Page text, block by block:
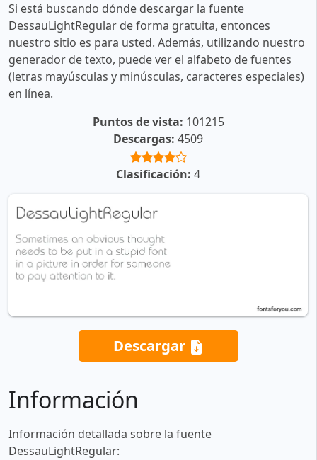
Si está buscando dónde descargar la fuente
DessauLightRegular de forma gratuita, entonces
nuestro sitio es para usted. Además, utilizando nuestro
generador de texto, puede ver el alfabeto de fuentes
(letras mayúsculas y minúsculas, caracteres especiales)
en línea.
Puntos de vista: 101215
Descargas: 4509
Clasificación: 4
Descargar
Información
Información detallada sobre la fuente
DessauLightRegular: